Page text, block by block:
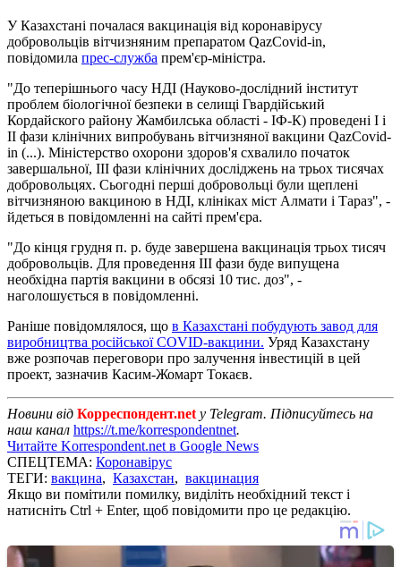
У Казахстані почалася вакцинація від коронавірусу
добровольців вітчизняним препаратом QazCovid-in,
повідомила прес-служба прем'єр-міністра.
"До теперішнього часу НДІ (Науково-дослідний інститут
проблем біологічної безпеки в селищі Гвардійський
Кордайского району Жамбилська області - ІФ-К) проведені I і
II фази клінічних випробувань вітчизняної вакцини QazCovid-
in (...). Міністерство охорони здоров'я схвалило початок
завершальної, III фази клінічних досліджень на трьох тисячах
добровольцях. Сьогодні перші добровольці були щеплені
вітчизняною вакциною в НДІ, клініках міст Алмати і Тараз", -
йдеться в повідомленні на сайті прем'єра.
"До кінця грудня п. р. буде завершена вакцинація трьох тисяч
добровольців. Для проведення III фази буде випущена
необхідна партія вакцини в обсязі 10 тис. доз", -
наголошується в повідомленні.
Раніше повідомлялося, що в Казахстані побудують завод для
виробництва російської COVID-вакцини. Уряд Казахстану
вже розпочав переговори про залучення інвестицій в цей
проект, зазначив Касим-Жомарт Токаєв.
Новини від Корреспондент.net у Telegram. Підписуйтесь на
наш канал https://t.me/korrespondentnet.
Читайте Korrespondent.net в Google News
СПЕЦТЕМА: Коронавірус
ТЕГИ: вакцина, Казахстан, вакцинация
Якщо ви помітили помилку, виділіть необхідний текст і
натисніть Ctrl + Enter, щоб повідомити про це редакцію.